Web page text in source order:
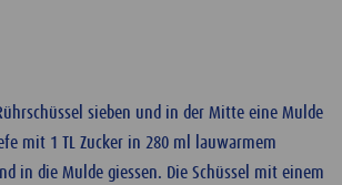
sieben und in der Mitte eine Mulde
mit 1 TL Zucker in 280 ml lauwarmem
in die Mulde giessen. Die Schüssel mit einem